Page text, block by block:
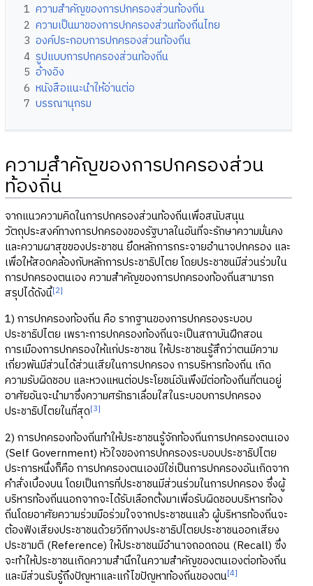
1 ความสำคัญของการปกครองส่วนท้องถิ่น
2 ความเป็นมาของการปกครองส่วนท้องถิ่นไทย
3 องค์ประกอบการปกครองส่วนท้องถิ่น
4 รูปแบบการปกครองส่วนท้องถิ่น
5 อ้างอิง
6 หนังสือแนะนำให้อ่านต่อ
7 บรรณานุกรม
ความสำคัญของการปกครองส่วน
ท้องถิ่น
จากแนวความคิดในการปกครองส่วนท้องถิ่นเพื่อสนับสนุน
วัตถุประสงค์ทางการปกครองของรัฐบาลในอันที่จะรักษาความมั่นคง
และความผาสุขของประชาชน ยึดหลักการกระจายอำนาจปกครอง และ
เพื่อให้สอดคล้องกับหลักการประชาธิปไตย โดยประชาชนมีส่วนร่วมใน
การปกครองตนเอง ความสำคัญของการปกครองท้องถิ่นสามารถ
สรุปได้ดังนี้[2]
1) การปกครองท้องถิ่น คือ รากฐานของการปกครองระบอบ
ประชาธิปไตย เพราะการปกครองท้องถิ่นจะเป็นสถาบันฝึกสอน
การเมืองการปกครองให้แก่ประชาชน ให้ประชาชนรู้สึกว่าตนมีความ
เกี่ยวพันมีส่วนได้ส่วนเสียในการปกครอง การบริหารท้องถิ่น เกิด
ความรับผิดชอบ และหวงแหนต่อประโยชน์อันพึงมีต่อท้องถิ่นที่ตนอยู่
อาศัยอันจะนำมาซึ่งความศรัทธาเลื่อมใสในระบอบการปกครอง
ประชาธิปไตยในที่สุด[3]
2) การปกครองท้องถิ่นทำให้ประชาชนรู้จักท้องถิ่นการปกครองตนเอง
(Self Government) หัวใจของการปกครองระบอบประชาธิปไตย
ประการหนึ่งก็คือ การปกครองตนเองมิใช่เป็นการปกครองอันเกิดจาก
คำสั่งเบื้องบน โดยเป็นการที่ประชาชนมีส่วนร่วมในการปกครอง ซึ่งผู้
บริหารท้องถิ่นนอกจากจะได้รับเลือกตั้งมาเพื่อรับผิดชอบบริหารท้อง
ถิ่นโดยอาศัยความร่วมมือร่วมใจจากประชาชนแล้ว ผู้บริหารท้องถิ่นจะ
ต้องฟังเสียงประชาชนด้วยวิถีทางประชาธิปไตยประชาชนออกเสียง
ประชามติ (Reference) ให้ประชาชนมีอำนาจถอดถอน (Recall) ซึ่ง
จะทำให้ประชาชนเกิดความสำนึกในความสำคัญของตนเองต่อท้องถิ่น
และมีส่วนรับรู้ถึงปัญหาและแก้ไขปัญหาท้องถิ่นของตน[4]